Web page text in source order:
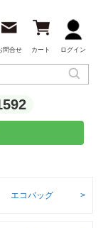
問合せ カート ログイン
エコバッグ